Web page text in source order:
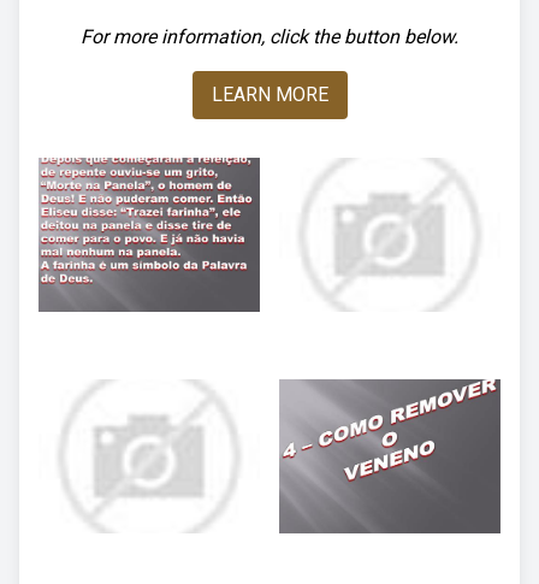
For more information, click the button below.
LEARN MORE